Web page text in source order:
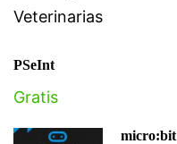
Veterinarias
PSeInt
Gratis
micro:bit